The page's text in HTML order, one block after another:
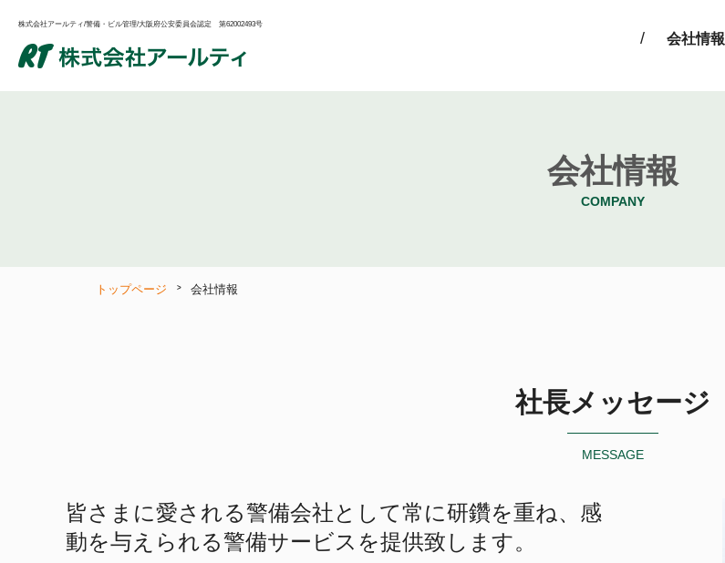
株式会社アールティ/警備・ビル管理/大阪府公安委員会認定 第62002493号
会社情報
会社情報
COMPANY
トップページ 会社情報
社長メッセージ
MESSAGE
皆さまに愛される警備会社として常に研鑽を重ね、感
動を与えられる警備サービスを提供致します。